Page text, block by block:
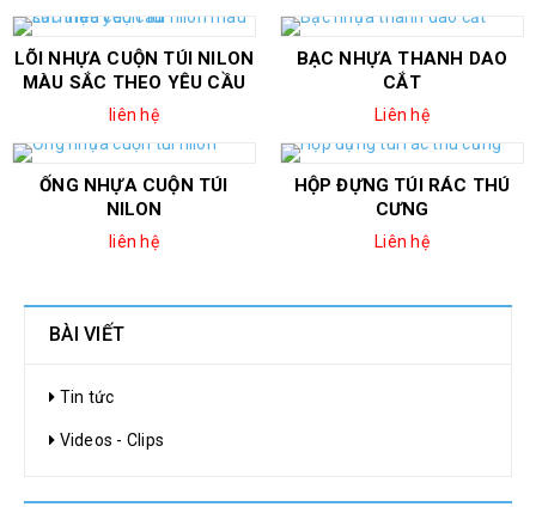
LÕI NHỰA CUỘN TÚI NILON
MÀU SẮC THEO YÊU CẦU
liên hệ
BẠC NHỰA THANH DAO
CẮT
Liên hệ
ỐNG NHỰA CUỘN TÚI
NILON
liên hệ
HỘP ĐỰNG TÚI RÁC THÚ
CƯNG
Liên hệ
BÀI VIẾT
Tin tức
Videos - Clips